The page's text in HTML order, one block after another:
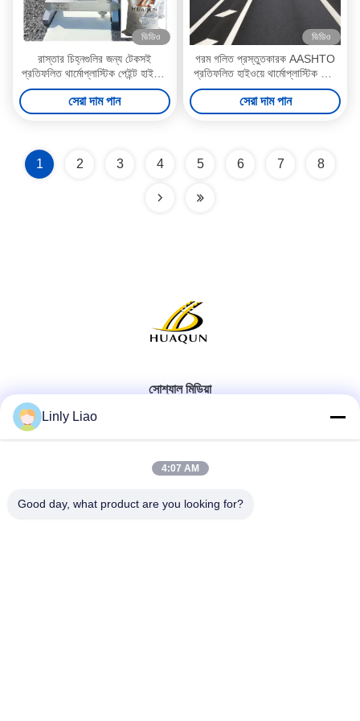
ভিডিও
রাস্তার চিহ্নগুলির জন্য টেকসই
প্রতিফলিত থার্মোপ্লাস্টিক পেইন্ট হাইওয়ে
এবং রাস্তার জন্য দীর্ঘস্থায়ী
সেরা দাম পান
ভিডিও
গরম গলিত প্রস্তুতকারক AASHTO
প্রতিফলিত হাইওয়ে থার্মোপ্লাস্টিক রোড
মার্ক পেইন্ট 30%প্রি-মিশ্রিত গ্লাস মণু
রাস্তা চিহ্নিতকরণ পেইন্ট
সেরা দাম পান
1 2 3 4 5 6 7 8
সোশ্যাল মিডিয়া
দ্রুত যোগাযোগ
Linly Liao
4:07 AM
Good day, what product are you looking for?